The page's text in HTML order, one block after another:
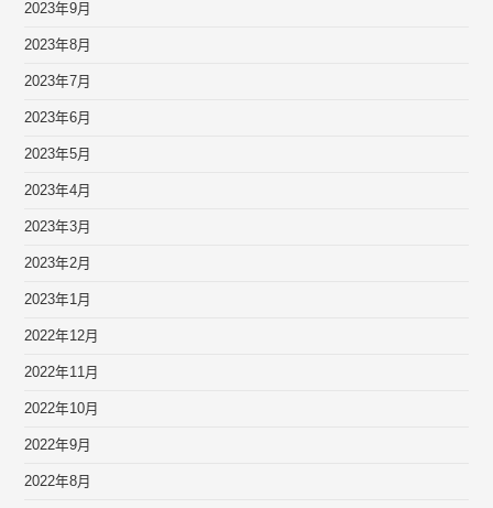
2023年9月
2023年8月
2023年7月
2023年6月
2023年5月
2023年4月
2023年3月
2023年2月
2023年1月
2022年12月
2022年11月
2022年10月
2022年9月
2022年8月